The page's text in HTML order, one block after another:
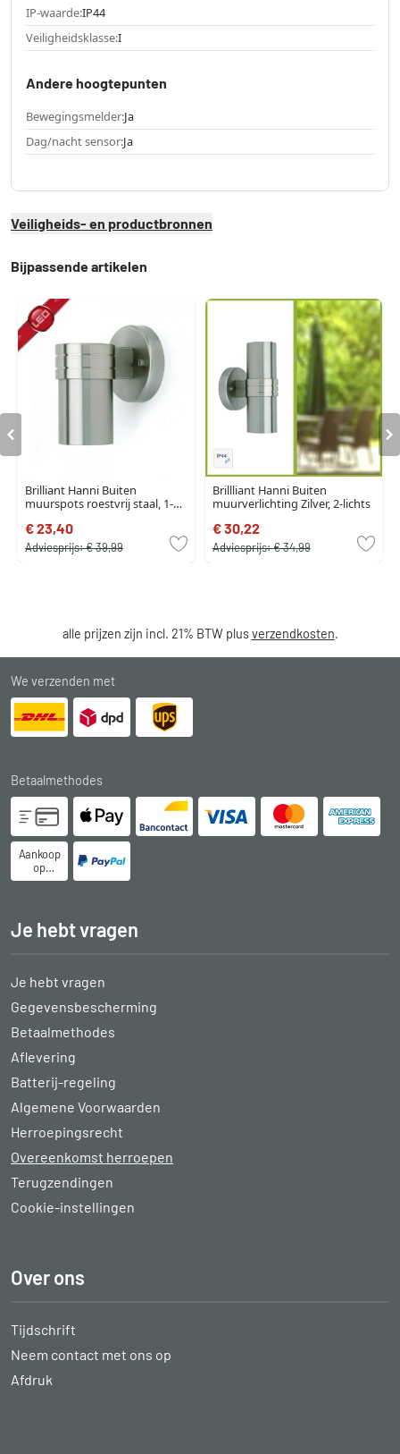
IP-waarde:IP44
Veiligheidsklasse:I
Andere hoogtepunten
Bewegingsmelder:Ja
Dag/nacht sensor:Ja
Veiligheids- en productbronnen
Bijpassende artikelen
Brilliant Hanni Buiten
muurspots roestvrij staal, 1-
€ 23,40
Adviesprijs:€ 39,99
Brillliant Hanni Buiten
muurverlichting Zilver, 2-lichts
€ 30,22
Adviesprijs:€ 34,99
alle prijzen zijn incl. 21% BTW plusverzendkosten.
We verzenden met
Betaalmethodes
Aankoop
op
rekening
Je hebt vragen
Je hebt vragen
Gegevensbescherming
Betaalmethodes
Aflevering
Batterij-regeling
Algemene Voorwaarden
Herroepingsrecht
Overeenkomst herroepen
Terugzendingen
Cookie-instellingen
Over ons
Tijdschrift
Neem contact met ons op
Afdruk